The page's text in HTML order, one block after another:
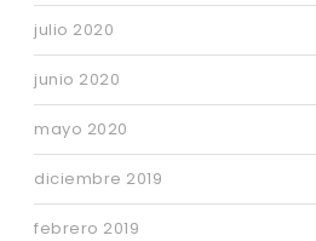
julio 2020
junio 2020
mayo 2020
diciembre 2019
febrero 2019